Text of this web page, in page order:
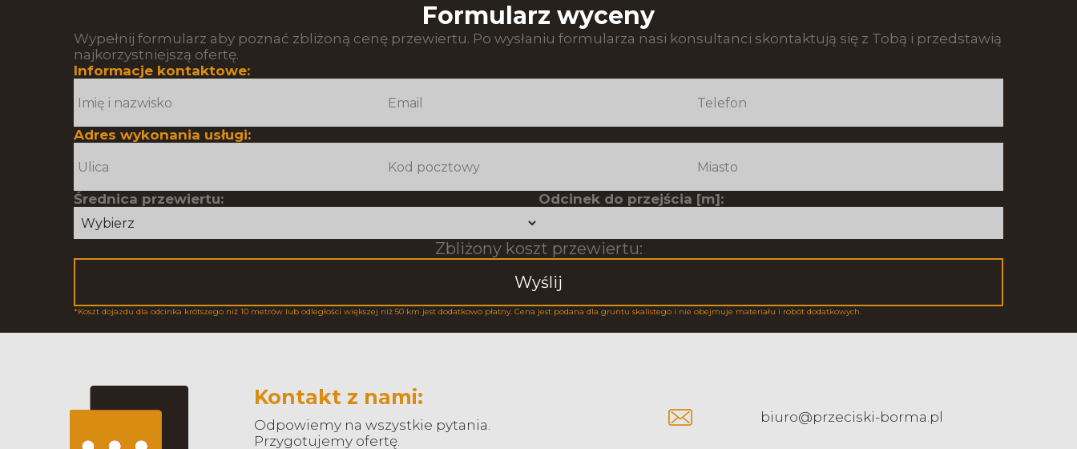
Formularz wyceny
Wypełnij formularz aby poznać zbliżoną cenę przewiertu. Po wysłaniu formularza nasi konsultanci skontaktują się z Tobą i przedstawią
najkorzystniejszą ofertę.
Informacje kontaktowe:
Adres wykonania usługi:
Średnica przewiertu: Odcinek do przejścia [m]:
Zbliżony koszt przewiertu:
Wyślij
*Koszt dojazdu dla odcinka krótszego niż 10 metrów lub odległości większej niż 50 km jest dodatkowo płatny. Cena jest podana dla gruntu skalistego i nie obejmuje materiału i robót dodatkowych.
Kontakt z nami:
Odpowiemy na wszystkie pytania.
Przygotujemy ofertę.
biuro@przeciski-borma.pl